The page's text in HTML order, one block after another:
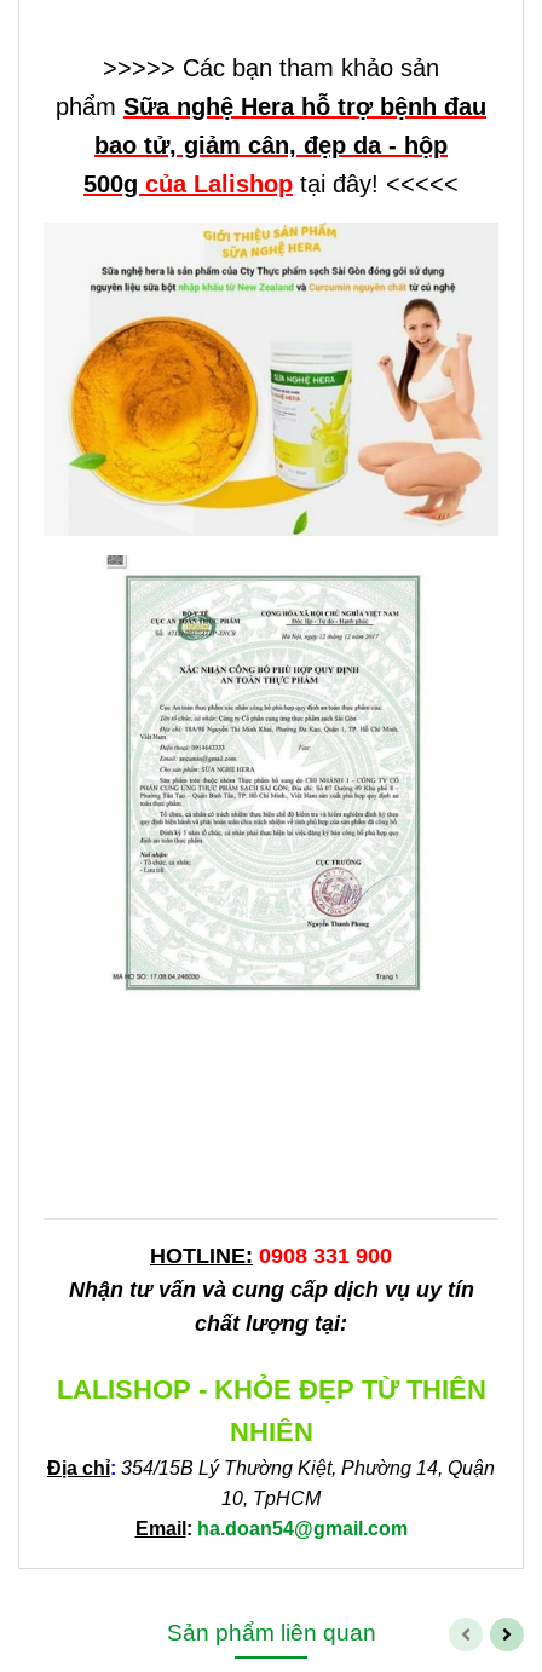
>>>>> Các bạn tham khảo sản
phẩm Sữa nghệ Hera hỗ trợ bệnh đau
bao tử, giảm cân, đẹp da - hộp
500g của Lalishop tại đây! <<<<<
HOTLINE: 0908 331 900
Nhận tư vấn và cung cấp dịch vụ uy tín
chất lượng tại:
LALISHOP - KHỎE ĐẸP TỪ THIÊN
NHIÊN
Địa chỉ: 354/15B Lý Thường Kiệt, Phường 14, Quận
10, TpHCM
Email : ha.doan54@gmail.com
Sản phẩm liên quan